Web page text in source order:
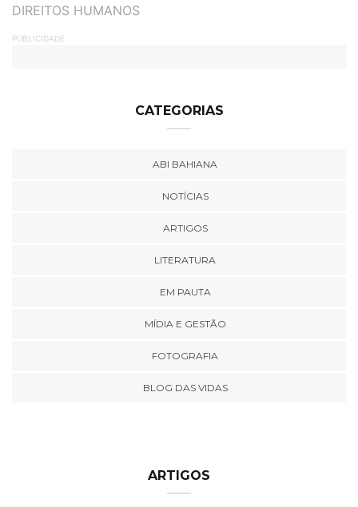
DIREITOS HUMANOS
PUBLICIDADE
CATEGORIAS
ABI BAHIANA
NOTÍCIAS
ARTIGOS
LITERATURA
EM PAUTA
MÍDIA E GESTÃO
FOTOGRAFIA
BLOG DAS VIDAS
ARTIGOS